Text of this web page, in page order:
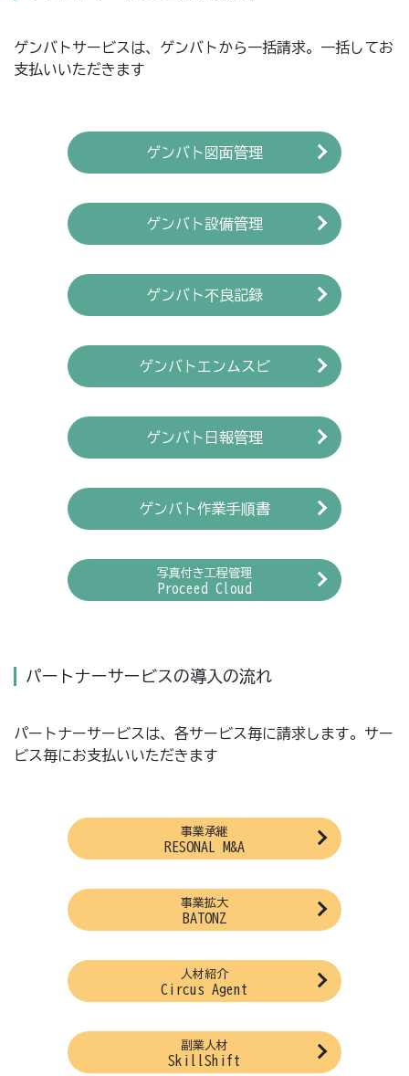
ゲンバトサービスは、ゲンバトから一括請求。一括してお
支払いいただきます
ゲンバト図面管理
ゲンバト設備管理
ゲンバト不良記録
ゲンバトエンムスビ
ゲンバト日報管理
ゲンバト作業手順書
写真付き工程管理
Proceed Cloud
パートナーサービスの導入の流れ
パートナーサービスは、各サービス毎に請求します。サー
ビス毎にお支払いいただきます
事業承継
RESONAL M&A
事業拡大
BATONZ
人材紹介
Circus Agent
副業人材
SkillShift